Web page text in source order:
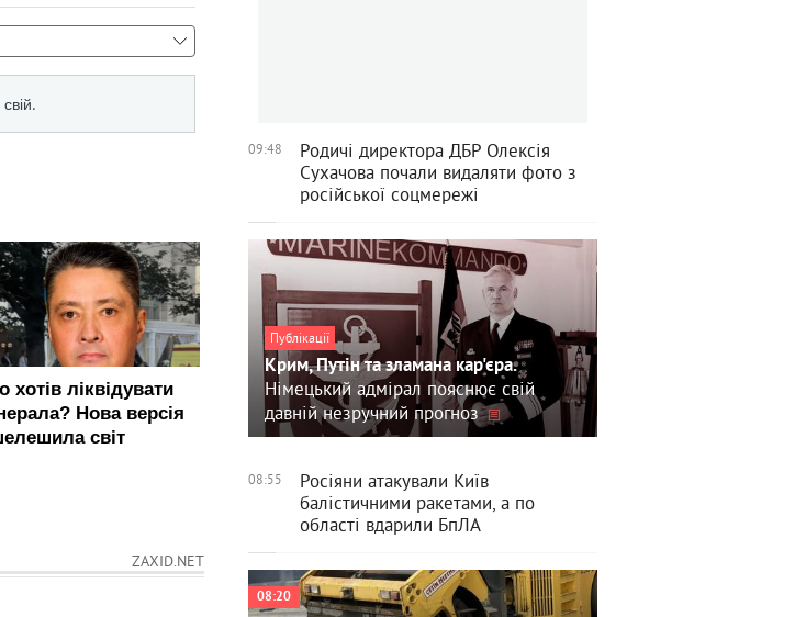
ZAXID.NET
09:48
Родичі директора ДБР Олексія
Сухачова почали видаляти фото з
російської соцмережі
Публікації
Крим, Путін та зламана кар'єра.
Німецький адмірал пояснює свій
давній незручний прогноз
08:55
Росіяни атакували Київ
балістичними ракетами, а по
області вдарили БпЛА
08:20